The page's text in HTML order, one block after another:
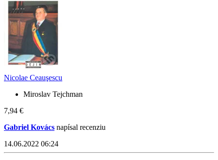
Nicolae Ceauşescu
Miroslav Tejchman
7,94 €
Gabriel Kovács napísal recenziu
14.06.2022 06:24